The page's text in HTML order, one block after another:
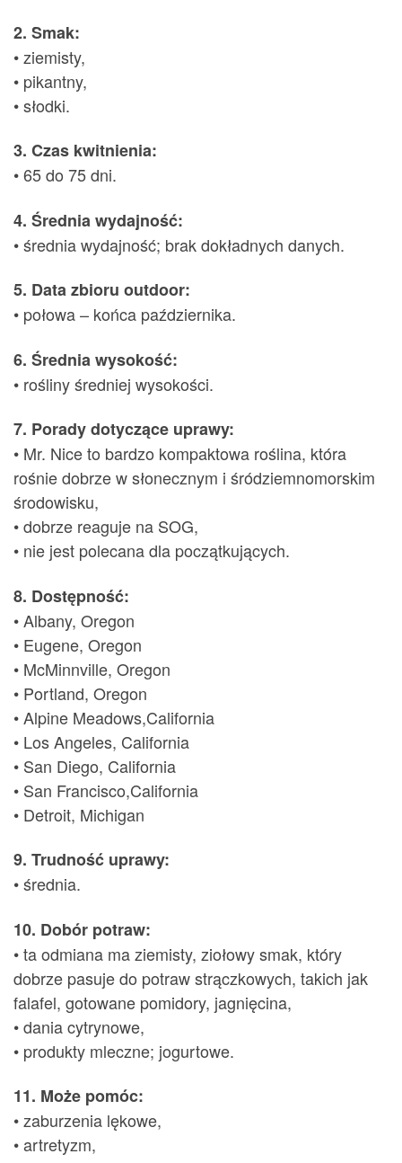
2. Smak:
• ziemisty,
• pikantny,
• słodki.
3. Czas kwitnienia:
• 65 do 75 dni.
4. Średnia wydajność:
• średnia wydajność; brak dokładnych danych.
5. Data zbioru outdoor:
• połowa – końca października.
6. Średnia wysokość:
• rośliny średniej wysokości.
7. Porady dotyczące uprawy:
• Mr. Nice to bardzo kompaktowa roślina, która
rośnie dobrze w słonecznym i śródziemnomorskim
środowisku,
• dobrze reaguje na SOG,
• nie jest polecana dla początkujących.
8. Dostępność:
• Albany, Oregon
• Eugene, Oregon
• McMinnville, Oregon
• Portland, Oregon
• Alpine Meadows,California
• Los Angeles, California
• San Diego, California
• San Francisco,California
• Detroit, Michigan
9. Trudność uprawy:
• średnia.
10. Dobór potraw:
• ta odmiana ma ziemisty, ziołowy smak, który
dobrze pasuje do potraw strączkowych, takich jak
falafel, gotowane pomidory, jagnięcina,
• dania cytrynowe,
• produkty mleczne; jogurtowe.
11. Może pomóc:
• zaburzenia lękowe,
• artretyzm,